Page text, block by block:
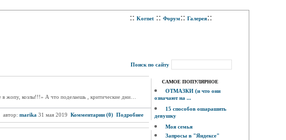
:: Kornet :: Форум:: Галерея::
Поиск по сайту
в жопу, козлы!!!» А что поделаешь , критические дни…
автор: marika 31 мая 2019 Комментарии (0) Подробнее
САМОЕ ПОПУЛЯРНОЕ
ОТМАЗКИ (и что они
означают на ...
15 способов ошарашить
девушку
Моя семья
Запросы в "Яндексе"